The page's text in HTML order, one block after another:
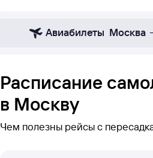
Авиабилеты Москва
Расписание
в Москву
Чем полезны рейсы с